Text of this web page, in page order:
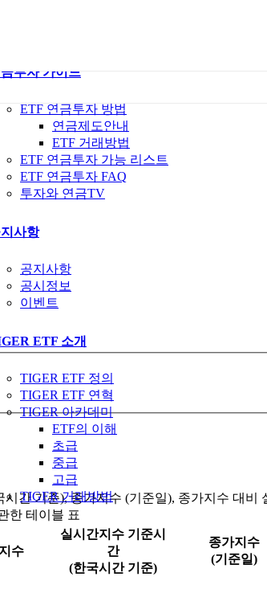
투자 가이드
ETF 연금투자 방법
연금제도안내
ETF 거래방법
ETF 연금투자 가능 리스트
ETF 연금투자 FAQ
투자와 연금TV
사항
공지사항
공시정보
이벤트
ETF 소개
TIGER ETF 정의
TIGER ETF 연혁
TIGER 아카데미
ETF의 이해
초급
중급
고급
TIGER 거래방법
간 기준), 종가지수 (기준일), 종가지수 대비
한 테이블 표
수
실시간지수 기준시
간
(한국시간 기준)
종가지수
(기준일)